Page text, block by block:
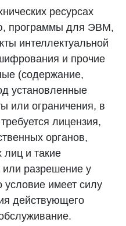
ресурсах
программы для ЭВМ,
интеллектуальной
и прочие
(содержание,
установленные
или ограничения, в
лицензия,
органов,
лиц и такие
или разрешение у
условие имеет силу
действующего